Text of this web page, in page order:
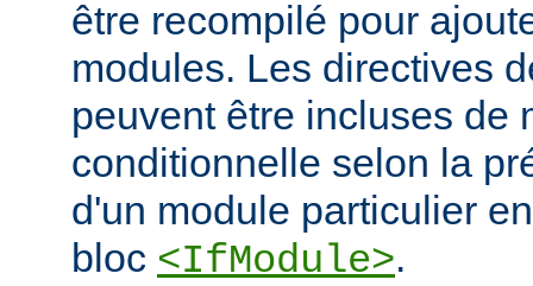
être recompilé pour
modules. Les directives
peuvent être incluses de
conditionnelle selon la
d'un module particulier
bloc <IfModule>.